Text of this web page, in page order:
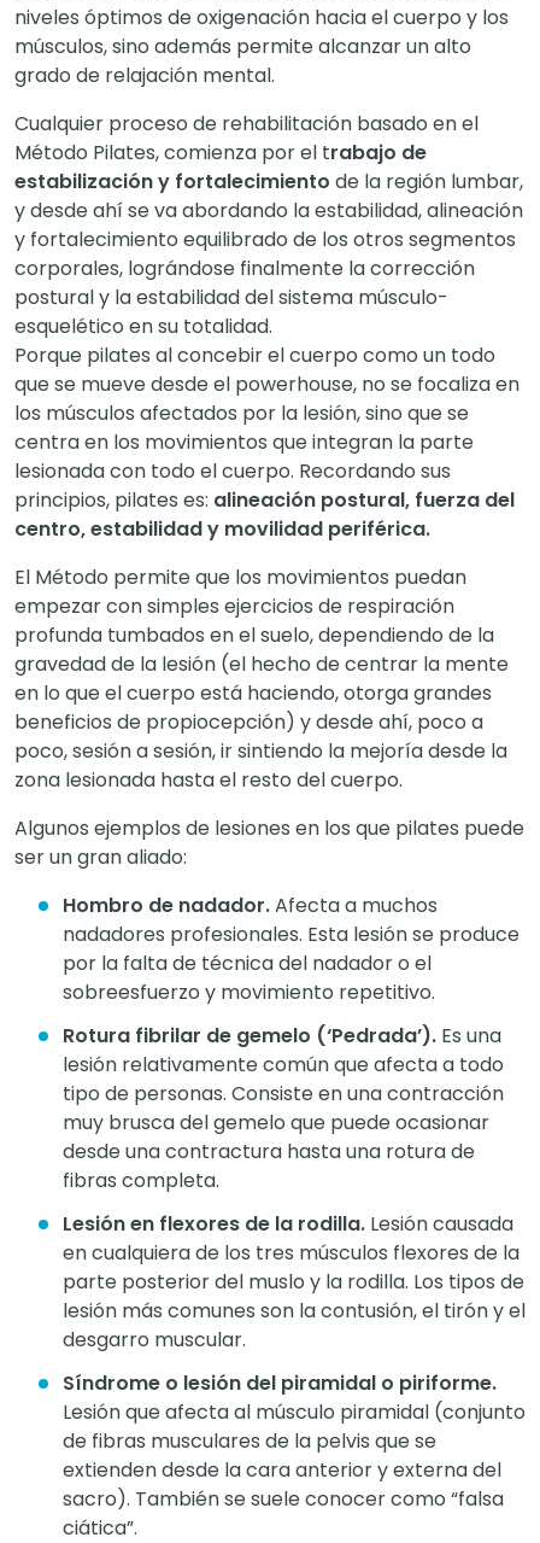
niveles óptimos de oxigenación hacia el cuerpo y los
músculos, sino además permite alcanzar un alto
grado de relajación mental.
Cualquier proceso de rehabilitación basado en el
Método Pilates, comienza por el trabajo de
estabilización y fortalecimiento de la región lumbar,
y desde ahí se va abordando la estabilidad, alineación
y fortalecimiento equilibrado de los otros segmentos
corporales, lográndose finalmente la corrección
postural y la estabilidad del sistema músculo-
esquelético en su totalidad.
Porque pilates al concebir el cuerpo como un todo
que se mueve desde el powerhouse, no se focaliza en
los músculos afectados por la lesión, sino que se
centra en los movimientos que integran la parte
lesionada con todo el cuerpo. Recordando sus
principios, pilates es: alineación postural, fuerza del
centro, estabilidad y movilidad periférica.
El Método permite que los movimientos puedan
empezar con simples ejercicios de respiración
profunda tumbados en el suelo, dependiendo de la
gravedad de la lesión (el hecho de centrar la mente
en lo que el cuerpo está haciendo, otorga grandes
beneficios de propiocepción) y desde ahí, poco a
poco, sesión a sesión, ir sintiendo la mejoría desde la
zona lesionada hasta el resto del cuerpo.
Algunos ejemplos de lesiones en los que pilates puede
ser un gran aliado:
Hombro de nadador.Afecta a muchos
nadadores profesionales. Esta lesión se produce
por la falta de técnica del nadador o el
sobreesfuerzo y movimiento repetitivo.
Rotura fibrilar de gemelo (‘Pedrada’). Es una
lesión relativamente común que afecta a todo
tipo de personas. Consiste en una contracción
muy brusca del gemelo que puede ocasionar
desde una contractura hasta una rotura de
fibras completa.
Lesión en flexores de la rodilla. Lesión causada
en cualquiera de los tres músculos flexores de la
parte posterior del muslo y la rodilla. Los tipos de
lesión más comunes son la contusión, el tirón y el
desgarro muscular.
Síndrome o lesión del piramidal o piriforme.
Lesión que afecta al músculo piramidal (conjunto
de fibras musculares de la pelvis que se
extienden desde la cara anterior y externa del
sacro). También se suele conocer como “falsa
ciática”.